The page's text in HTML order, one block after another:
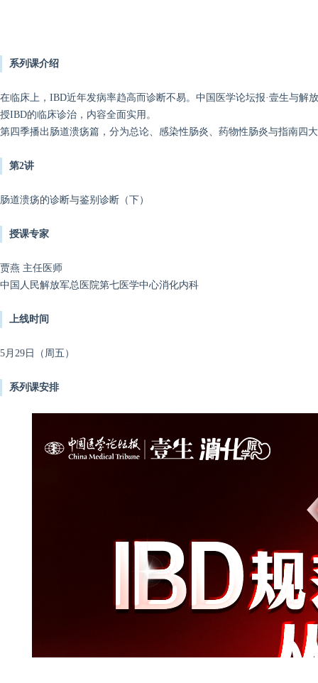
系列课介绍
在临床上，IBD近年发病率趋高而诊断不易。中国医学论坛报·壹生与
授IBD的临床诊治，内容全面实用。
第四季播出肠道溃疡篇，分为总论、感染性肠炎、药物性肠炎与指南四
第2讲
肠道溃疡的诊断与鉴别诊断（下）
授课专家
贾燕 主任医师
中国人民解放军总医院第七医学中心消化内科
上线时间
5月29日（周五）
系列课安排